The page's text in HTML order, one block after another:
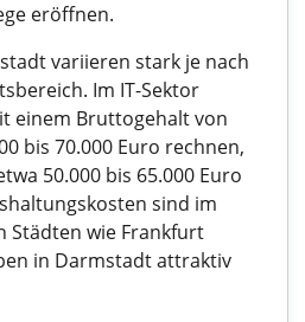
eröffnen.
variieren stark je nach
Im IT-Sektor
einem Bruttogehalt von
bis 70.000 Euro rechnen,
50.000 bis 65.000 Euro
sind im
Städten wie Frankfurt
in Darmstadt attraktiv